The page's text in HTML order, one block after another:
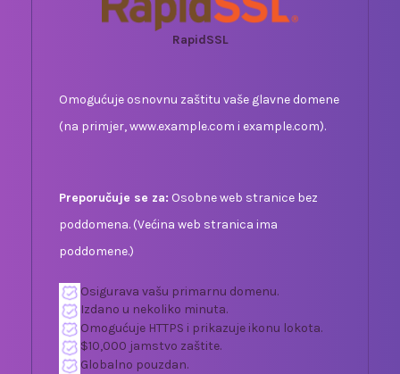
RapidSSL
Omogućuje osnovnu zaštitu vaše glavne domene
(na primjer, www.example.com i example.com).
Preporučuje se za: Osobne web stranice bez
poddomena. (Većina web stranica ima
poddomene.)
Osigurava vašu primarnu domenu.
Izdano u nekoliko minuta.
Omogućuje HTTPS i prikazuje ikonu lokota.
$10,000 jamstvo zaštite.
Globalno pouzdan.